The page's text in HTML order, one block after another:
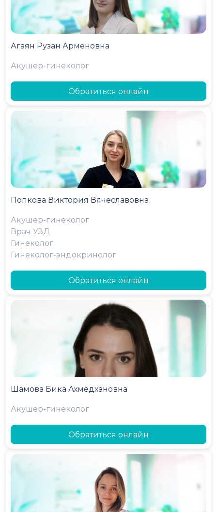
Агаян Рузан Арменовна
Акушер-гинеколог
Обратиться онлайн
Попкова Виктория Вячеславовна
Акушер-гинеколог
Врач УЗД
Гинеколог
Гинеколог-эндокринолог
Обратиться онлайн
Шамова Бика Ахмедхановна
Акушер-гинеколог
Обратиться онлайн